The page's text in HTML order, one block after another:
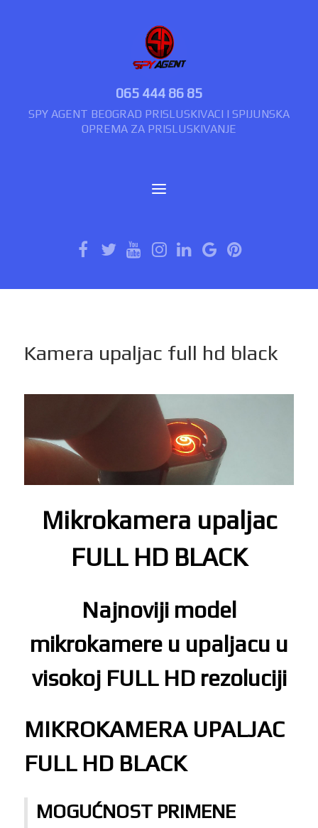
065 444 86 85
SPY AGENT BEOGRAD PRISLUSKIVACI I SPIJUNSKA
OPREMA ZA PRISLUSKIVANJE
Kamera upaljac full hd black
Mikrokamera upaljac
FULL HD BLACK
Najnoviji model
mikrokamere u upaljacu u
visokoj FULL HD rezoluciji
MIKROKAMERA UPALJAC
FULL HD BLACK
MOGUĆNOST PRIMENE